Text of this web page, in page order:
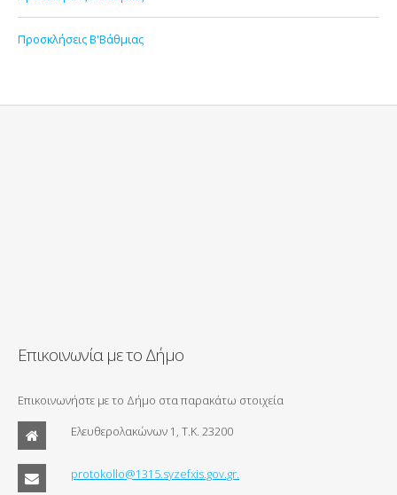
Προσκλήσεις Β'Βάθμιας
Επικοινωνία με το Δήμο
Επικοινωνήστε με το Δήμο στα παρακάτω στοιχεία
Ελευθερολακώνων 1, Τ.Κ. 23200
protokollo@1315.syzefxis.gov.gr.